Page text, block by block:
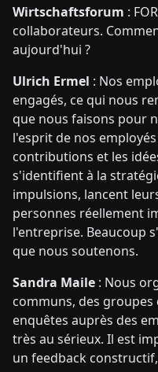
Wirtschaftsforum :
collaborateurs.
aujourd'hui ?
Ulrich Ermel : Nos
engagés, ce qui nous
que nous faisons pour
l'esprit de nos
contributions et les
s'identifient à la
impulsions, lancent
personnes réellement
l'entreprise. Beaucoup
que nous soutenons.
Sandra Maile : Nous
communs, des
enquêtes auprès des
très au sérieux. Il est
un feedback